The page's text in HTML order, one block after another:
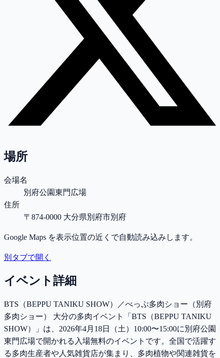
場所
会場名
別府公園東門広場
住所
〒874-0000 大分県別府市別府
Google Maps を表示位置の近くで自動読み込みします。
別タブで開く
イベント詳細
BTS（BEPPU TANIKU SHOW）／べっぷ多肉ショー（別府
多肉ショー） 大分の多肉イベント「BTS（BEPPU TANIKU
SHOW）」は、2026年4月18日（土）10:00〜15:00に別府公園
東門広場で開かれる入場無料のイベントです。全国で活躍す
る多肉生産者や人気雑貨店が集まり、多肉植物や関連雑貨を